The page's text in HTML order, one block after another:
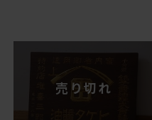
売り切れ